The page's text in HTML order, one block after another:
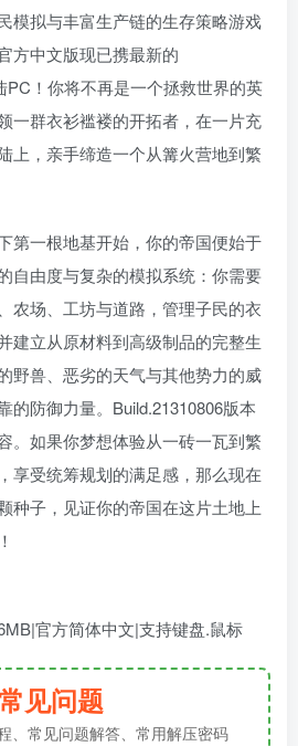
模拟与丰富生产链的生存策略游戏
方中文版现已携最新的
PC！你将不再是一个拯救世界的英
一群衣衫褴褛的开拓者，在一片充
上，亲手缔造一个从篝火营地到繁
第一根地基开始，你的帝国便始于
自由度与复杂的模拟系统：你需要
农场、工坊与道路，管理子民的衣
建立从原材料到高级制品的完整生
野兽、恶劣的天气与其他势力的威
的防御力量。Build.21310806版本
。如果你梦想体验从一砖一瓦到繁
享受统筹规划的满足感，那么现在
种子，见证你的帝国在这片土地上
官方简体中文|支持键盘.鼠标
见问题
、常见问题解答、常用解压密码